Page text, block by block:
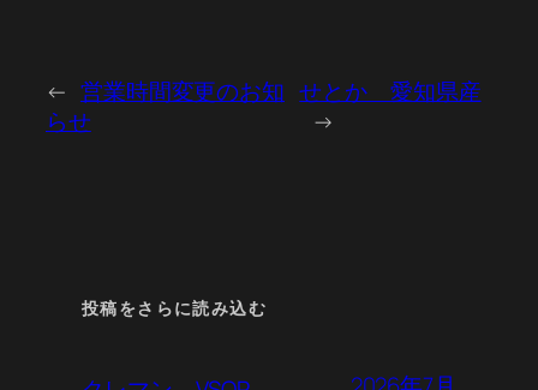
← 営業時間変更のお知
らせ
せとか 愛知県産
→
投稿をさらに読み込む